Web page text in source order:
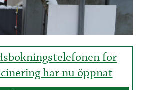
FÖR
ANNONSÖRER
för
har nu öppnat